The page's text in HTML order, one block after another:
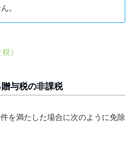
。
）
与税の非課税
を満たした場合に次のように免除